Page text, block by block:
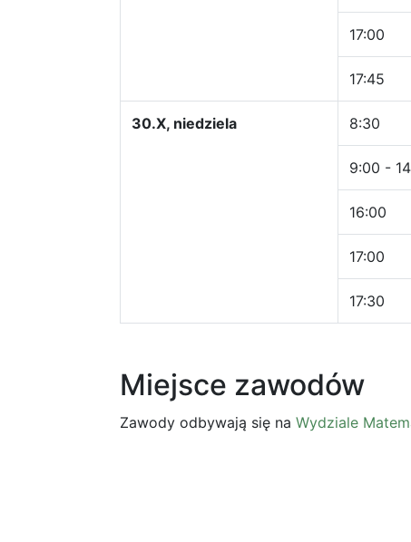
17:00
17:45
30.X, niedziela 8:30
9:00 -
16:00
17:00
17:30
Miejsce zawodów
Zawody odbywają się na Wydziale